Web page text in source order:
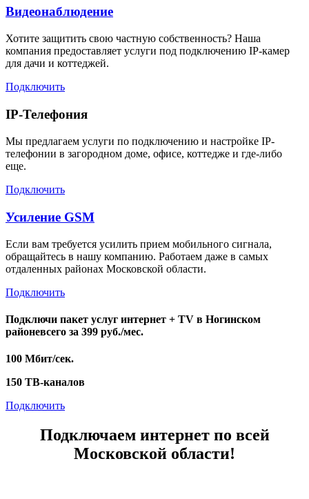
Видеонаблюдение
Хотите защитить свою частную собственность? Наша
компания предоставляет услуги под подключению IP-камер
для дачи и коттеджей.
Подключить
IP-Телефония
Мы предлагаем услуги по подключению и настройке IP-
телефонии в загородном доме, офисе, коттедже и где-либо
еще.
Подключить
Усиление GSM
Если вам требуется усилить прием мобильного сигнала,
обращайтесь в нашу компанию. Работаем даже в самых
отдаленных районах Московской области.
Подключить
Подключи пакет услуг интернет + TV в Ногинском
районевсего за 399 руб./мес.
100 Мбит/сек.
150 ТВ-каналов
Подключить
Подключаем интернет по всей
Московской области!